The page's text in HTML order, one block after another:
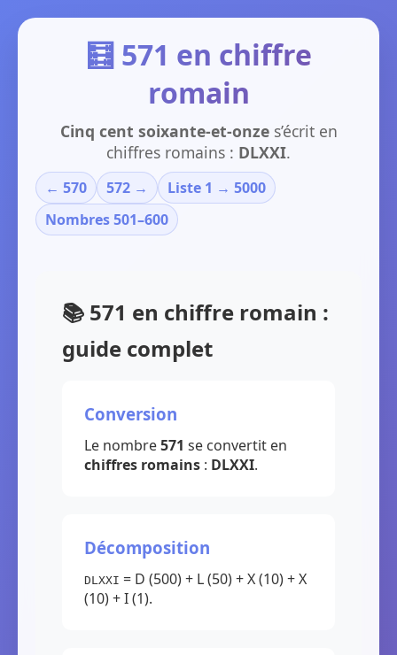
🧮 571 en chiffre
romain
Cinq cent soixante-et-onzes’écrit en
chiffres romains : DLXXI.
← 570 572 →
Liste 1 → 5000
Nombres 501–600
📚 571 en chiffre romain :
guide complet
Conversion
Le nombre571 se convertit en
chiffres romains : DLXXI.
Décomposition
DLXXI = D (500) + L (50) + X (10) + X
(10) + I (1).